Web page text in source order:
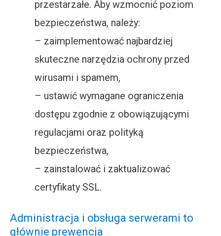
przestarzałe. Aby wzmocnić poziom
bezpieczeństwa, należy:
– zaimplementować najbardziej
skuteczne narzędzia ochrony przed
wirusami i spamem,
– ustawić wymagane ograniczenia
dostępu zgodnie z obowiązującymi
regulacjami oraz polityką
bezpieczeństwa,
– zainstalować i zaktualizować
certyfikaty SSL.
Administracja i obsługa serwerami to
głównie prewencja